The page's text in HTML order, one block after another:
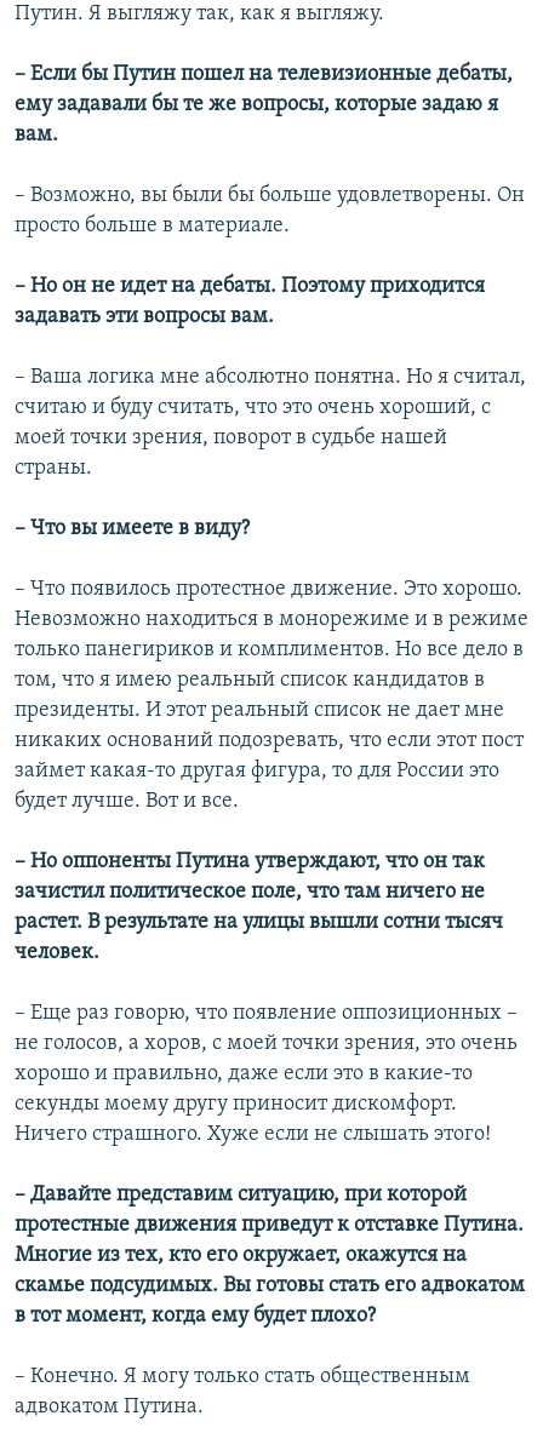
Путин. Я выгляжу так, как я выгляжу.
– Если бы Путин пошел на телевизионные дебаты,
ему задавали бы те же вопросы, которые задаю я
вам.
– Возможно, вы были бы больше удовлетворены. Он
просто больше в материале.
– Но он не идет на дебаты. Поэтому приходится
задавать эти вопросы вам.
– Ваша логика мне абсолютно понятна. Но я считал,
считаю и буду считать, что это очень хороший, с
моей точки зрения, поворот в судьбе нашей
страны.
– Что вы имеете в виду?
– Что появилось протестное движение. Это хорошо.
Невозможно находиться в монорежиме и в режиме
только панегириков и комплиментов. Но все дело в
том, что я имею реальный список кандидатов в
президенты. И этот реальный список не дает мне
никаких оснований подозревать, что если этот пост
займет какая-то другая фигура, то для России это
будет лучше. Вот и все.
– Но оппоненты Путина утверждают, что он так
зачистил политическое поле, что там ничего не
растет. В результате на улицы вышли сотни тысяч
человек.
– Еще раз говорю, что появление оппозиционных –
не голосов, а хоров, с моей точки зрения, это очень
хорошо и правильно, даже если это в какие-то
секунды моему другу приносит дискомфорт.
Ничего страшного. Хуже если не слышать этого!
– Давайте представим ситуацию, при которой
протестные движения приведут к отставке Путина.
Многие из тех, кто его окружает, окажутся на
скамье подсудимых. Вы готовы стать его адвокатом
в тот момент, когда ему будет плохо?
– Конечно. Я могу только стать общественным
адвокатом Путина.